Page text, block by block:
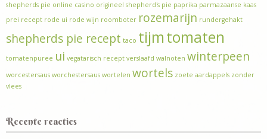
shepherds pie online casino origineel shepherd's pie paprika parmazaanse kaas
prei recept rode ui rode wijn roomboter rozemarijn rundergehakt
shepherds pie recept taco tijmtomaten
tomatenpuree ui vegatarisch recept verslaafd walnoten winterpeen
worcestersaus worchestersaus wortelen wortels zoete aardappels zonder
vlees
Recente reacties